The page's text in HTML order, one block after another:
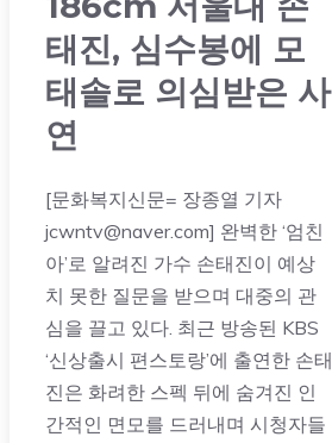
태진, 심수봉에 모
태솔로 의심받은 사
연
[문화복지신문= 장종열 기자
jcwntv@naver.com] 완벽한 ‘엄친
아’로 알려진 가수 손태진이 예상
치 못한 질문을 받으며 대중의 관
심을 끌고 있다. 최근 방송된 KBS
‘신상출시 편스토랑’에 출연한 손태
진은 화려한 스펙 뒤에 숨겨진 인
간적인 면모를 드러내며 시청자들